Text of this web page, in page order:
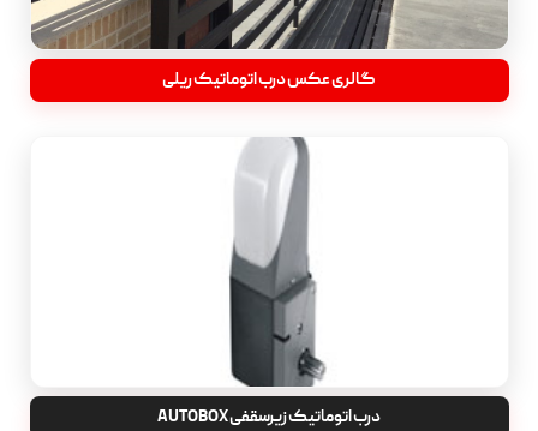
گالری عکس درب اتوماتیک ریلی
درب اتوماتیک زیرسقفی AUTOBOX